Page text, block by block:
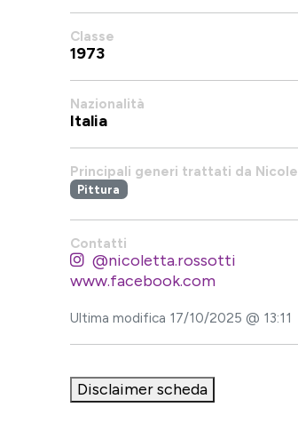
Classe
1973
Nazionalità
Italia
Principali generi trattati da
Pittura
Contatti
@nicoletta.rossotti
www.facebook.com
Ultima modifica 17/10/2025 @ 13:11
Disclaimer scheda